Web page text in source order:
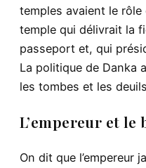
temples avaient le rôle
temple qui délivrait la
passeport et, qui
La politique de Danka
les tombes et les
L’empereur et le
On dit que l’empereur